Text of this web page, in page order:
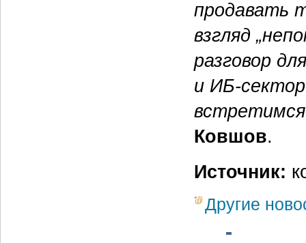
продавать
взгляд
разговор
и ИБ-
встретимся
Ковшов.
Источник:
Другие